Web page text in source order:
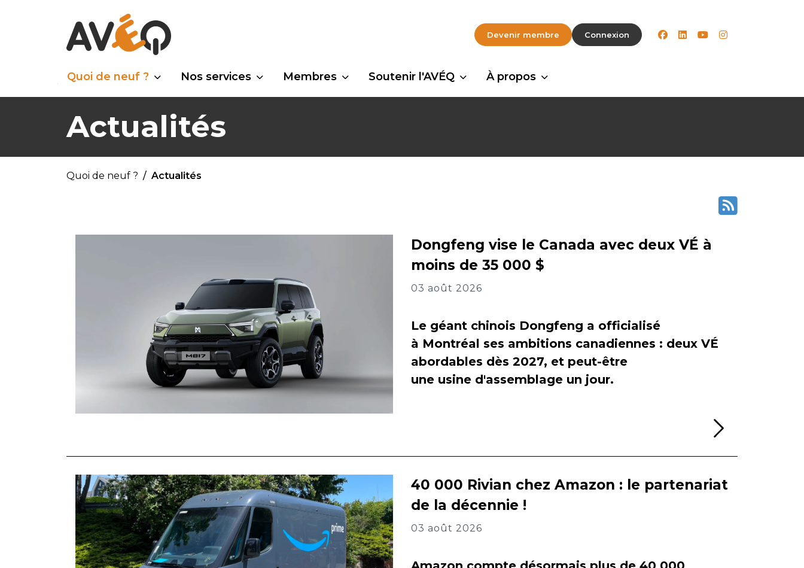
Devenir membre Connexion facebook
linkedinyoutubeinstagram
Quoi de neuf ? Nos services Membres Soutenir l'AVÉQ À propos
Actualités
Quoi de neuf ? Actualités
Dongfeng vise le Canada avec deux VÉ à
moins de 35 000 $
03 août 2026
Le géant chinois Dongfeng a officialisé
à Montréal ses ambitions canadiennes : deux VÉ
abordables dès 2027, et peut-être
une usine d'assemblage un jour.
40 000 Rivian chez Amazon : le partenariat
de la décennie !
03 août 2026